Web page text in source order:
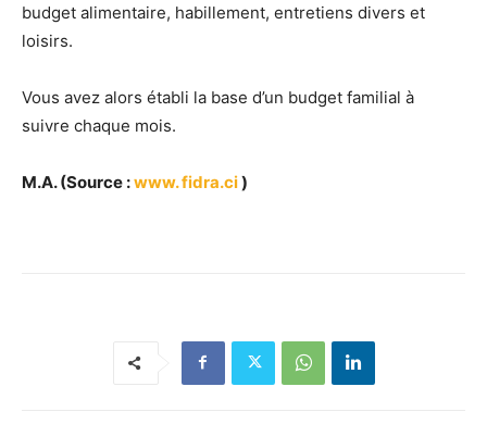
budget alimentaire, habillement, entretiens divers et
loisirs.
Vous avez alors établi la base d’un budget familial à
suivre chaque mois.
M.A. (Source :www. fidra.ci)